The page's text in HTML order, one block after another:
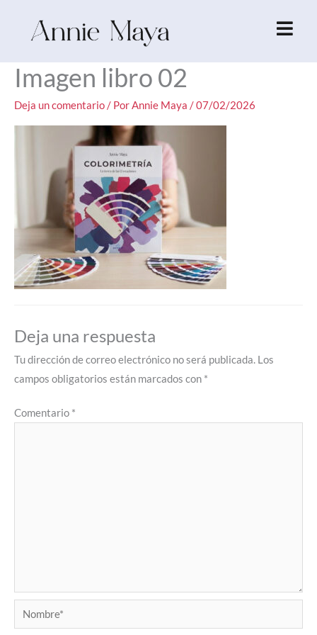
Imagen libro 02
Deja un comentario/ PorAnnie Maya /07/02/2026
Deja una respuesta
Tu dirección de correo electrónico no será publicada. Los
campos obligatorios están marcados con *
Comentario *
Nombre*